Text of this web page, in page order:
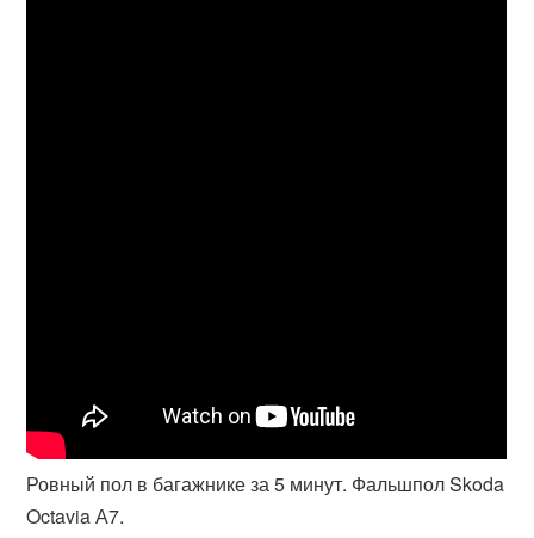
Ровный пол в багажнике за 5 минут. Фальшпол Skoda
Octavia А7.